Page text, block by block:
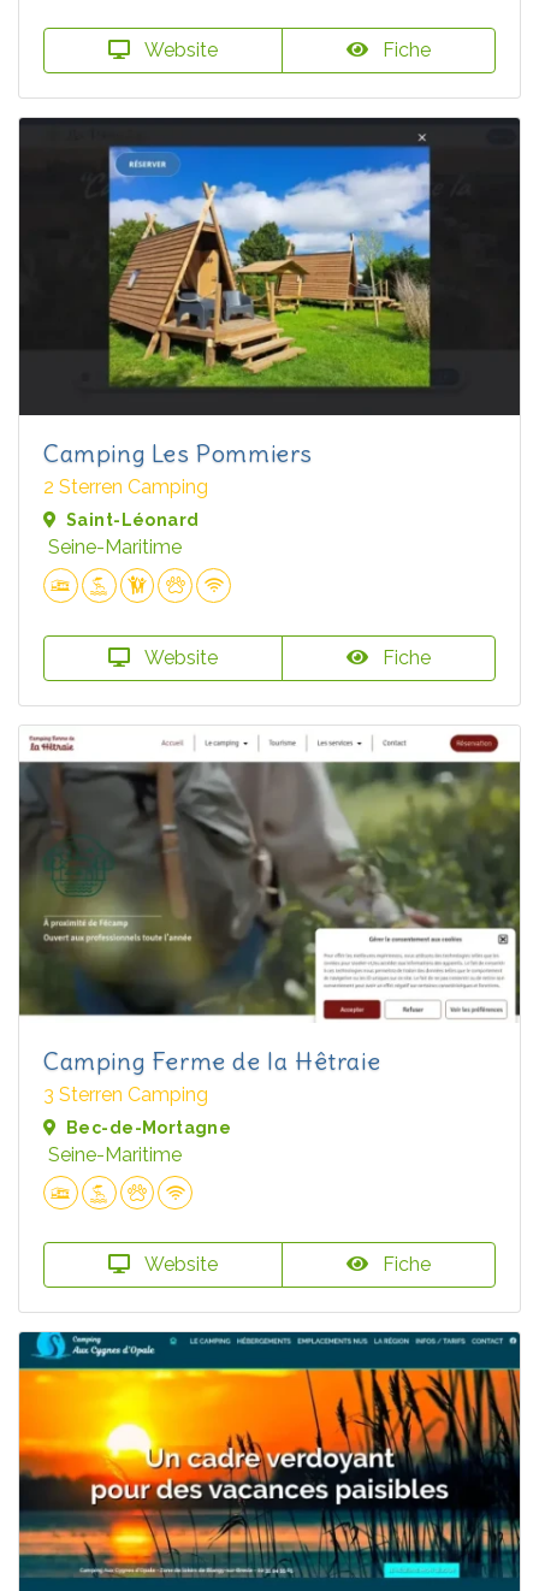
Website Fiche
Camping Les Pommiers
2 Sterren Camping
Saint-Léonard
Seine-Maritime
Website Fiche
Camping Ferme de la Hêtraie
3 Sterren Camping
Bec-de-Mortagne
Seine-Maritime
Website Fiche